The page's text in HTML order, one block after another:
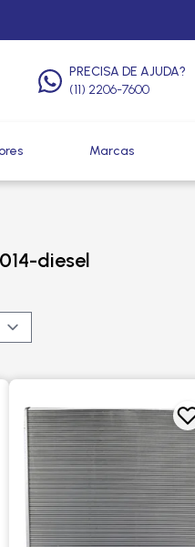
PRECISA DE AJUDA?
(11) 2206-7600
Marcas
diesel